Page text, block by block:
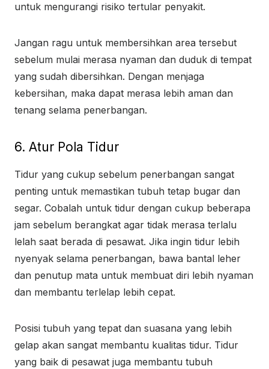
untuk mengurangi risiko tertular penyakit.
Jangan ragu untuk membersihkan area tersebut
sebelum mulai merasa nyaman dan duduk di tempat
yang sudah dibersihkan. Dengan menjaga
kebersihan, maka dapat merasa lebih aman dan
tenang selama penerbangan.
6. Atur Pola Tidur
Tidur yang cukup sebelum penerbangan sangat
penting untuk memastikan tubuh tetap bugar dan
segar. Cobalah untuk tidur dengan cukup beberapa
jam sebelum berangkat agar tidak merasa terlalu
lelah saat berada di pesawat. Jika ingin tidur lebih
nyenyak selama penerbangan, bawa bantal leher
dan penutup mata untuk membuat diri lebih nyaman
dan membantu terlelap lebih cepat.
Posisi tubuh yang tepat dan suasana yang lebih
gelap akan sangat membantu kualitas tidur. Tidur
yang baik di pesawat juga membantu tubuh